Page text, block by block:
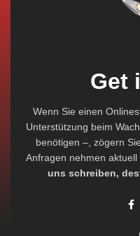
Get
Wenn Sie einen
Unterstützung beim
benötigen –, zögern
Anfragen nehmen
uns schreiben,